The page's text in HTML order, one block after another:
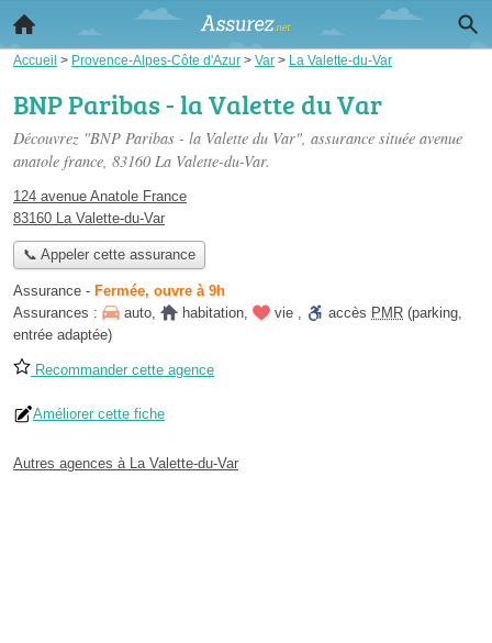
Accueil > Provence-Alpes-Côte d'Azur > Var > La Valette-du-Var
BNP Paribas - la Valette du Var
Découvrez "BNP Paribas - la Valette du Var", assurance située avenue
anatole france, 83160 La Valette-du-Var.
124 avenue Anatole France
83160 La Valette-du-Var
📞 Appeler cette assurance
Assurance - Fermée, ouvre à 9h
Assurances :
auto, habitation, vie , accès PMR (parking,
entrée adaptée)
Recommander cette agence
Améliorer cette fiche
Autres agences à La Valette-du-Var